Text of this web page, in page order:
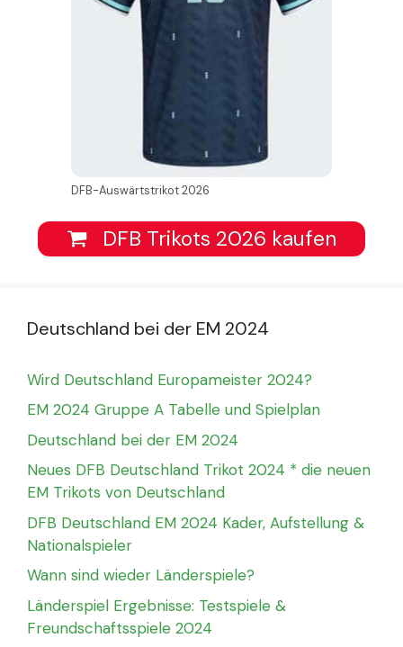
DFB-Auswärtstrikot 2026
DFB Trikots 2026 kaufen
Deutschland bei der EM 2024
Wird Deutschland Europameister 2024?
EM 2024 Gruppe A Tabelle und Spielplan
Deutschland bei der EM 2024
Neues DFB Deutschland Trikot 2024 * die neuen
EM Trikots von Deutschland
DFB Deutschland EM 2024 Kader, Aufstellung &
Nationalspieler
Wann sind wieder Länderspiele?
Länderspiel Ergebnisse: Testspiele &
Freundschaftsspiele 2024